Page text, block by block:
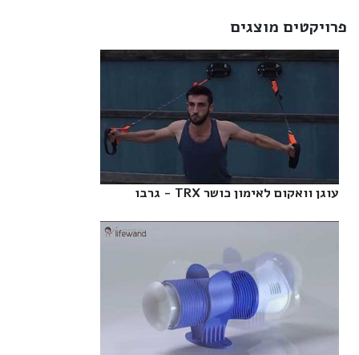
פרויקטים מוצגים
עוגן וואקום לאימון כושר TRX - גרבו‎